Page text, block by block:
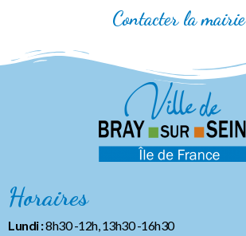
Contacter la mairie
Horaires
Lundi :8h30 -12h, 13h30 -16h30